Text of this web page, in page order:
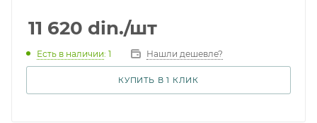
11 620 din./шт
Есть в наличии: 1 Нашли дешевле?
КУПИТЬ В 1 КЛИК